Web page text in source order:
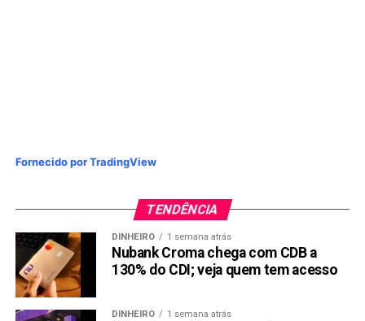
Fornecido por TradingView
TENDÊNCIA
DINHEIRO 1 semana atrás
Nubank Croma chega com CDB a
130% do CDI; veja quem tem acesso
DINHEIRO 1 semana atrás